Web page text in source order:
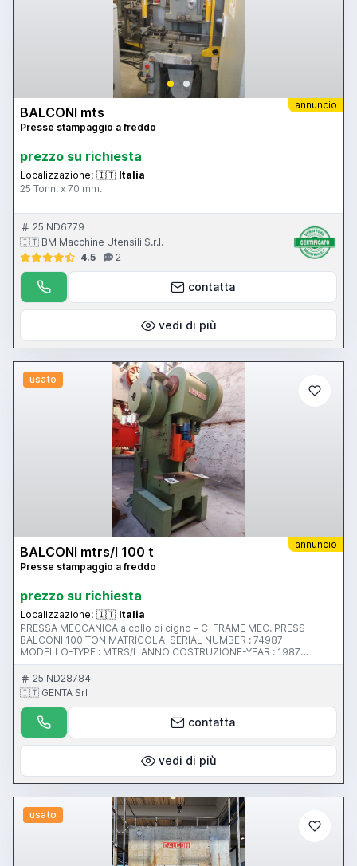
annuncio
BALCONI mts
Presse stampaggio a freddo
prezzo su richiesta
Localizzazione: 🇮🇹 Italia
25 Tonn. x 70 mm.
25IND6779
🇮🇹 BM Macchine Utensili S.r.l.
4.5
2
contatta
vedi di più
usato
annuncio
BALCONI mtrs/l 100 t
Presse stampaggio a freddo
prezzo su richiesta
Localizzazione: 🇮🇹 Italia
PRESSA MECCANICA a collo di cigno – C-FRAME MEC. PRESS
BALCONI 100 TON MATRICOLA-SERIAL NUMBER : 74987
MODELLO-TYPE : MTRS/L ANNO COSTRUZIONE-YEAR : 1987
CORSA REGOLABILE-STROKE ADJ : mm.20-180 REGOLAZIONE-
ADJ : mm.100 COLPI MIN-STROKES PER MIN : 57 TAVOLA – TABLE :
mm.1000 X 650 MAZZA-RAM : mm.550 X 400 POTENZA MOTORE-
MAIN MOTOR : HP.10 PESO/WEIGHT : KG.5000
25IND28784
🇮🇹 GENTA Srl
contatta
vedi di più
usato